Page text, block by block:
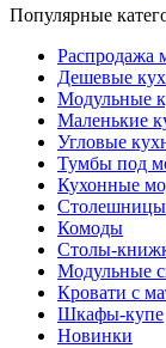
Популярные
Распродажа
Дешевые
Модульные
Маленькие
Угловые
Тумбы под
Кухонные
Столешницы
Комоды
Столы-
Модульные
Кровати с
Шкафы-купе
Новинки